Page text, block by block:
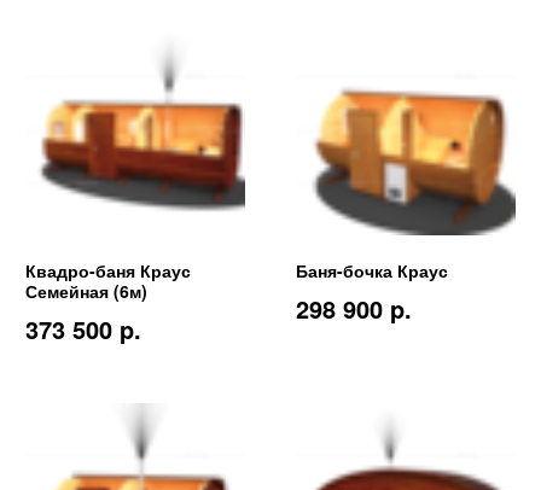
Квадро-баня Краус
Семейная (6м)
373 500 p.
Баня-бочка Краус
298 900 p.